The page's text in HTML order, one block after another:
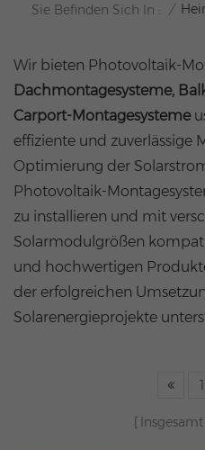
Sie Befinden Sich In : /
Wir bieten Photovoltaik-
Dachmontagesysteme,
Carport-Montagesysteme
effiziente und zuverlässige
Optimierung der
Photovoltaik-
zu installieren und mit
Solarmodulgrößen
und hochwertigen
der erfolgreichen
Solarenergieprojekte
1
Insgesamt